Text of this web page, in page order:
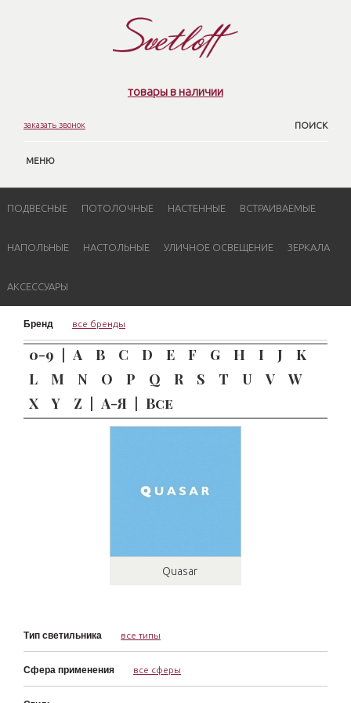
товары в наличии
заказать звонок ПОИСК
МЕНЮ
ПОДВЕСНЫЕ ПОТОЛОЧНЫЕ НАСТЕННЫЕ ВСТРАИВАЕМЫЕ
НАПОЛЬНЫЕ НАСТОЛЬНЫЕ УЛИЧНОЕ ОСВЕЩЕНИЕ ЗЕРКАЛА
АКСЕССУАРЫ
Бренд все бренды
0-9 | A B C D E F G H I J
K
L
M N O P Q R S T U V
W
X
Y Z | А-Я | Все
Quasar
Тип светильника все типы
Аксессуары
Сфера применения все сферы